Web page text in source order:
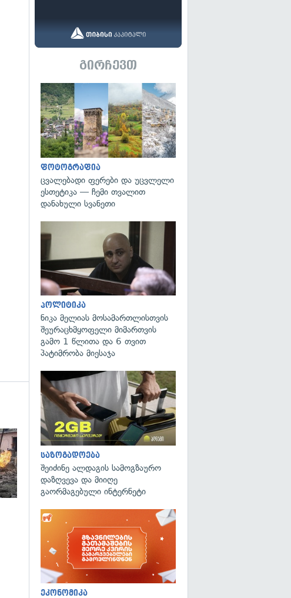
გადახედვა
გირჩევთ
ფოტოგრაფია
ცვალებადი ფერები და უცვლელი
ესთეტიკა — ჩემი თვალით
დანახული სვანეთი
პოლიტიკა
ნიკა მელიას მოსამართლისთვის
შეურაცხმყოფელი მიმართვის
გამო 1 წლითა და 6 თვით
პატიმრობა მიესაჯა
საზოგადოება
შეიძინე ალდაგის სამოგზაურო
დაზღვევა და მიიღე
გაორმაგებული ინტერნეტი
ეკონომიკა